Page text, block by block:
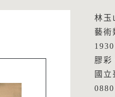
林玉
藝術
1930
膠彩
國立